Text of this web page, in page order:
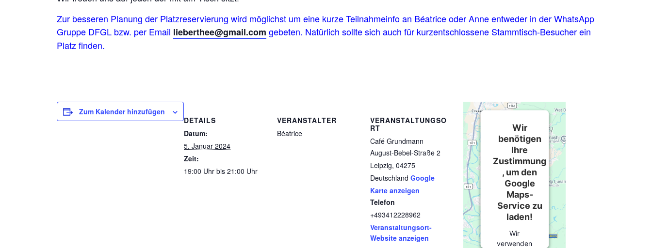
Zur besseren Planung der Platzreservierung wird möglichst um eine kurze Teilnahmeinfo an Béatrice oder Anne entweder in der WhatsApp
Gruppe DFGL bzw. per Email lieberthee@gmail.com gebeten. Natürlich sollte sich auch für kurzentschlossene Stammtisch-Besucher ein
Platz finden.
Zum Kalender hinzufügen
DETAILS
Datum:
5. Januar 2024
Zeit:
19:00 Uhr bis 21:00 Uhr
VERANSTALTER
Béatrice
VERANSTALTUNGSO
RT
Café Grundmann
August-Bebel-Straße 2
Leipzig, 04275
Deutschland Google
Karte anzeigen
Telefon
+493412228962
Veranstaltungsort-
Website anzeigen
Wir
benötigen
Ihre
Zustimmung
, um den
Google
Maps-
Service zu
laden!
Wir
verwenden